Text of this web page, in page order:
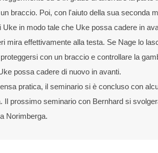
braccio. Poi, con l'aiuto della sua seconda
Uke in modo tale che Uke possa cadere in
mira effettivamente alla testa. Se Nage lo
con un braccio e controllare la
possa cadere di nuovo in avanti.
pratica, il seminario si è concluso con
Il prossimo seminario con Bernhard si
Norimberga.